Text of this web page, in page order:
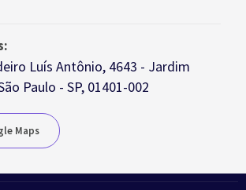
Luís Antônio, 4643 - Jardim
Paulo - SP, 01401-002
Maps